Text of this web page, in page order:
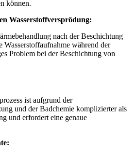
können.
Wasserstoffversprödung:
nach der Beschichtung
während der
Problem bei der Beschichtung von
ist aufgrund der
und der Badchemie komplizierter als
und erfordert eine genaue